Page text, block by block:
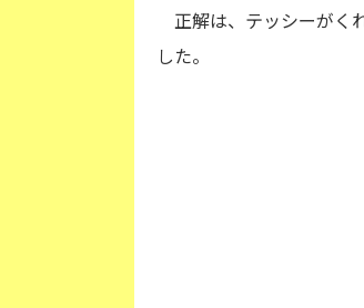
正解は、テッシーがく
した。